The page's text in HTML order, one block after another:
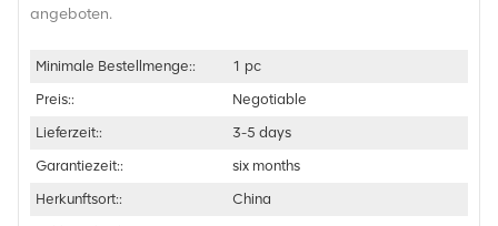
angeboten.
Minimale Bestellmenge::
1 pc
Preis::
Negotiable
Lieferzeit::
3-5 days
Garantiezeit::
six months
Herkunftsort::
China